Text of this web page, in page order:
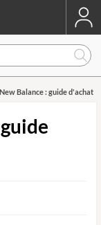
Balance : guide d'achat